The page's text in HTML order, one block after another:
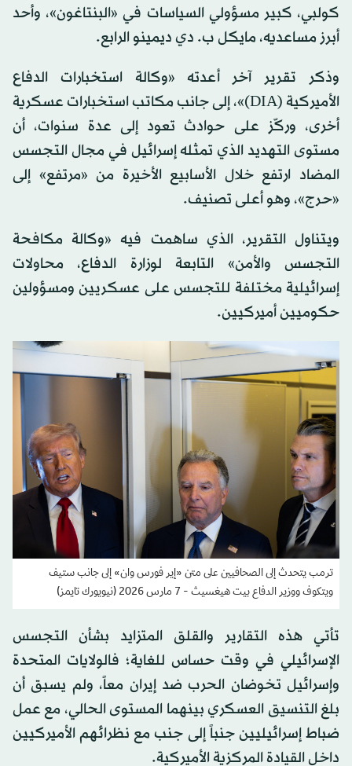
كولبي، كبير مسؤولي السياسات في «البنتاغون»، وأحد
أبرز مساعديه، مايكل ب. دي ديمينو الرابع.
وذكر تقرير آخر أعدته «وكالة استخبارات الدفاع
الأميركية (DIA)»، إلى جانب مكاتب استخبارات عسكرية
أخرى، وركّز على حوادث تعود إلى عدة سنوات، أن
مستوى التهديد الذي تمثله إسرائيل في مجال التجسس
المضاد ارتفع خلال الأسابيع الأخيرة من «مرتفع» إلى
«حرج»، وهو أعلى تصنيف.
ويتناول التقرير، الذي ساهمت فيه «وكالة مكافحة
التجسس والأمن» التابعة لوزارة الدفاع، محاولات
إسرائيلية مختلفة للتجسس على عسكريين ومسؤولين
حكوميين أميركيين.
ترمب يتحدث إلى الصحافيين على متن «إير فورس وان» إلى جانب ستيف
ويتكوف ووزير الدفاع بيت هيغسيث - 7 مارس 2026 (نيويورك تايمز)
تأتي هذه التقارير والقلق المتزايد بشأن التجسس
الإسرائيلي في وقت حساس للغاية؛ فالولايات المتحدة
وإسرائيل تخوضان الحرب ضد إيران معاً، ولم يسبق أن
بلغ التنسيق العسكري بينهما المستوى الحالي، مع عمل
ضباط إسرائيليين جنباً إلى جنب مع نظرائهم الأميركيين
داخل القيادة المركزية الأميركية.